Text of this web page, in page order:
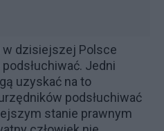
dzisiejszej Polsce
Jedni
uzyskać na to
podsłuchiwać
stanie prawnym